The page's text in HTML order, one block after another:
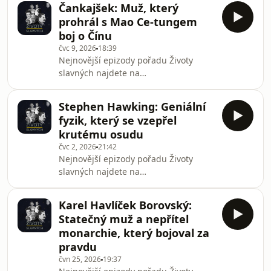
Roosevelt je počtvrté v řadě uváděn
do úřadu, což se nikdy předtím ani
potom žádnému americkému
prezidentovi nepodařilo. Zatímco svět
věří v jeho neotřesitelnou sílu
krizového manažera, on sám pod
svým oblekem skrývá krutou pravdu o
svém podlomeném zdraví a
ochrnutém těle. Hosted o
Čankajšek: Muž, který
prohrál s Mao Ce-tungem
boj o Čínu
čvc 9, 2026 18:39
Nejnovější epizody pořadu Životy
slavných najdete na
městě Čcheng-tu odlétá v naprostém
utajení muž, který je ztělesněním
bouřlivých čínských dějin 20. století.
Nejdřív se podílel na revoluci, která
svrhla tisícileté čínské císařství. Pak se
s nacionalistickou stranou, zvanou
Kuomintang, snažil nejlidnatější zemi
světa ovládno
Stephen Hawking: Geniální
fyzik, který se vzepřel
krutému osudu
čvc 2, 202621:42
Nejnovější epizody pořadu Životy
slavných najdete na
na invalidním vozíku, strojový
robotický hlas, velké, věčně těkající,
oči. To všechno kvůli vážnému
neurodegenerativnímu onemocnění,
které postupně vedlo k jeho úplné
Karel Havlíček Borovský:
Statečný muž a nepřítel
monarchie, který bojoval za
pravdu
čvn 25, 2026 19:37